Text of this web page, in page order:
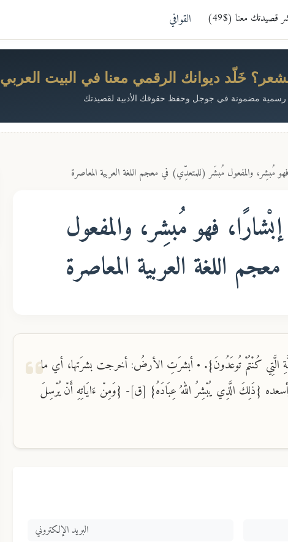
قصيدتك معنا ($49) القوافي
خَلّد ديوانك الرقمي معنا في البيت العربي
مضمونة في جوجل وحفظ حقوقك الأدبية لقصيدتك
مُبشِر، والمفعول مُبشَر (للمتعدِّي) في معجم اللغة العربية المعاصرة
فهو مُبشِر، والمفعول
اللغة العربية المعاصرة
الَّتِي كُنْتُمْ تُوعَدُونَ}. • أبشرَتِ الأرضُ: أخرجت بشرَتها، أي ما
{ذَلِكَ الَّذِي يُبْشِرُ اللهُ عِبَادَهُ} [ق]- {وَمِنْ ءَايَاتِهِ أَنْ يُرْسِلَ